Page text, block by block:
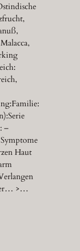
–
Haut
>…